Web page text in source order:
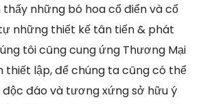
những bó hoa cổ điển và cổ
những thiết kế tân tiến & phát
tôi cũng cung ứng Thương Mại
thiết lập, để chúng ta cũng có thể
đáo và tương xứng sở hữu ý